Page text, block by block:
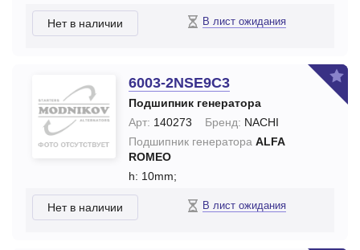
Нет в наличии В лист ожидания
6003-2NSE9C3
Подшипник генератора
Арт: 140273 Бренд: NACHI
Подшипник генератора ALFA
ROMEO
h: 10mm;
Нет в наличии В лист ожидания